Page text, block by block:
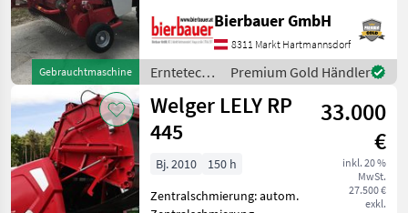
Erntetechnik
Gruenland
Rundballenpressen
Lely
Rp
445
KATEGORIE
WÄHLEN
Gebrauchtmaschine
Bänder, Terminal E-link
Control, Stützfuss,
Gelenkwelle, Ballenanzahl
10500 Stück Bei
Bierbauer GmbH
8311 Markt Hartmannsdorf
Erntetechnik
Grünland /
Welger
Premium Gold Händler
Welger LELY RP
445
33.000
€
inkl. 20 %
MwSt.
27.500 €
exkl.
Bj. 2010
150 h
Zentralschmierung: autom.